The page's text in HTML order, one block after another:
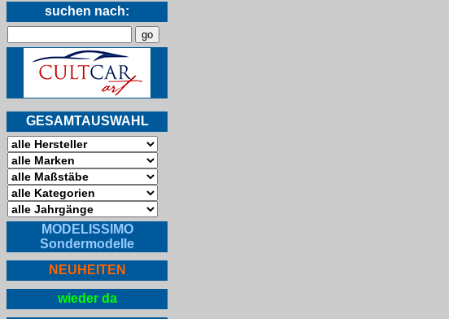
suchen nach:
GESAMTAUSWAHL
MODELISSIMO
Sondermodelle
NEUHEITEN
wieder da